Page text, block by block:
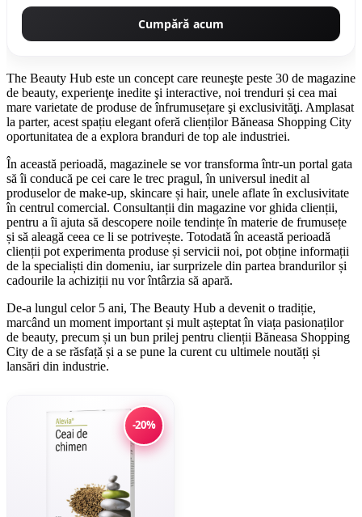
Cumpără acum
The Beauty Hub este un concept care reuneşte peste 30 de magazine
de beauty, experienţe inedite şi interactive, noi trenduri și cea mai
mare varietate de produse de înfrumusețare şi exclusivităţi. Amplasat
la parter, acest spațiu elegant oferă clienților Băneasa Shopping City
oportunitatea de a explora branduri de top ale industriei.
În această perioadă, magazinele se vor transforma într-un portal gata
să îi conducă pe cei care le trec pragul, în universul inedit al
produselor de make-up, skincare și hair, unele aflate în exclusivitate
în centrul comercial. Consultanții din magazine vor ghida clienții,
pentru a îi ajuta să descopere noile tendințe în materie de frumusețe
și să aleagă ceea ce li se potrivește. Totodată în această perioadă
clienții pot experimenta produse și servicii noi, pot obține informații
de la specialiști din domeniu, iar surprizele din partea brandurilor și
cadourile la achiziții nu vor întârzia să apară.
De-a lungul celor 5 ani, The Beauty Hub a devenit o tradiție,
marcând un moment important și mult așteptat în viața pasionaților
de beauty, precum și un bun prilej pentru clienții Băneasa Shopping
City de a se răsfață și a se pune la curent cu ultimele noutăți și
lansări din industrie.
-20%